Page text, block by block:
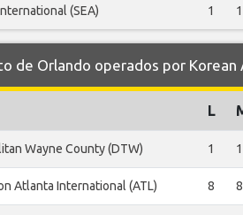
(SEA) 1 1
de Orlando operados por Korean
L
Wayne County (DTW) 1 1
Atlanta International (ATL) 8 8